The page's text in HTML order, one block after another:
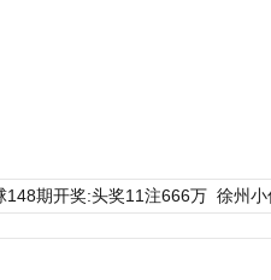
148期开奖:头奖11注666万 徐州